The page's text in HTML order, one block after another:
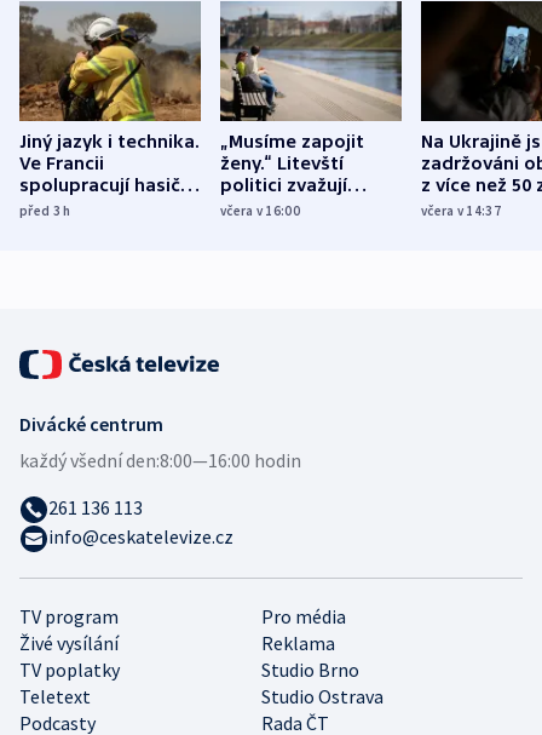
Jiný jazyk i technika.
Ve Francii
spolupracují hasiči z
různých zemí
před 3h
„Musíme zapojit
ženy.“ Litevští
politici zvažují
dohodu o
včera v 16:00
Na Ukrajině
zadržováni
z více než 50
Bojovali na
včera v 14:37
TV program
Pro média
Živé vysílání
Reklama
TV poplatky
Studio Brno
Teletext
Studio Ostrava
Podcasty
Rada ČT
Divácké centrum
každý všední den:8:00—16:00 hodin
261 136 113
info@ceskatelevize.cz